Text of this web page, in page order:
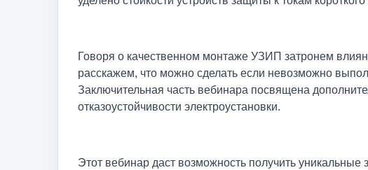
Говоря о качественном монтаже УЗИП затронем
расскажем, что можно сделать если невозможно
Заключительная часть вебинара посвящена
отказоустойчивости электроустановки.
Этот вебинар даст возможность получить